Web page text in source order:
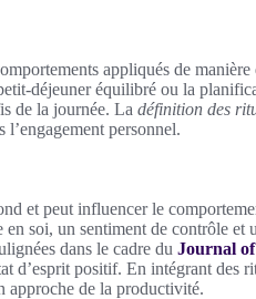
appliqués de
déjeuner équilibré ou la
de la journée. La définition des
personnel.
et peut influencer le
soi, un sentiment de contrôle et
dans le cadre du Journal of
d’esprit positif. En intégrant des
approche de la productivité.